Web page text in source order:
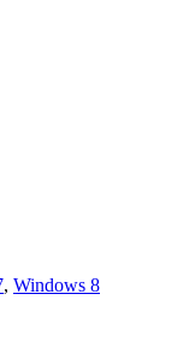
, Windows 8